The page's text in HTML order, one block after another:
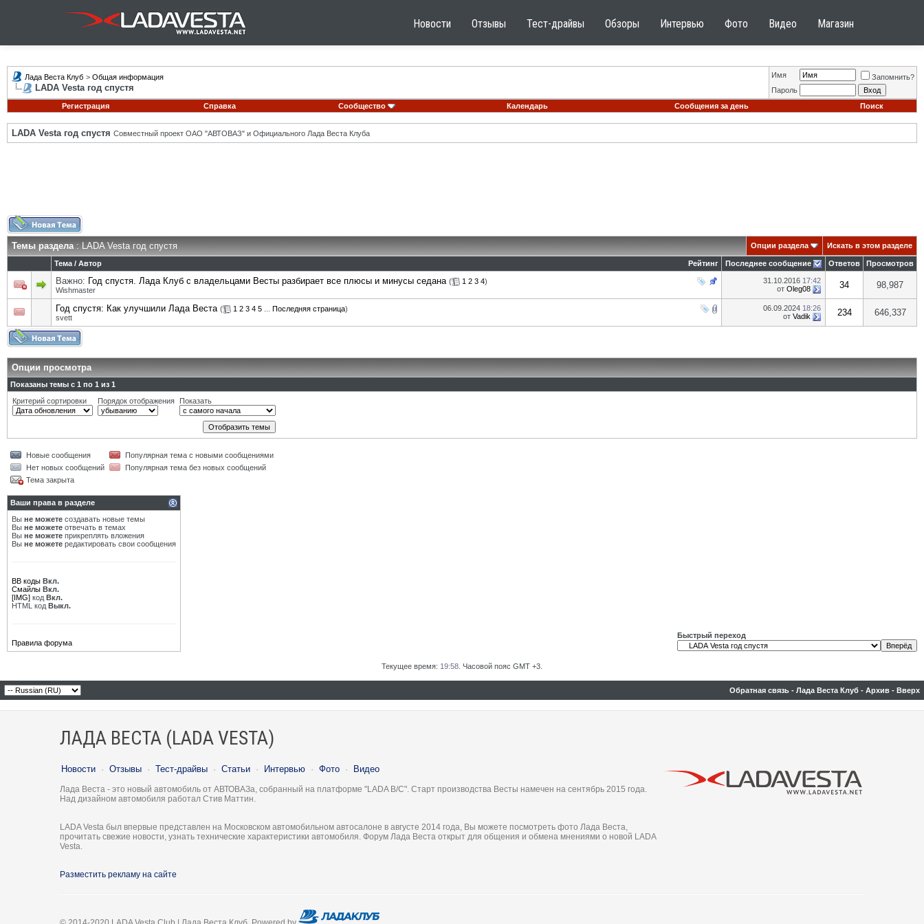
Новости Отзывы Тест-драйвы Обзоры Интервью Фото Видео Магазин
Лада Веста Клуб > Общая информация
LADA Vesta год спустя
Имя
Запомнить?
Пароль
Регистрация
Справка Сообщество Календарь Сообщения за день Поиск
LADA Vesta год спустя Совместный проект ОАО "АВТОВАЗ" и Официального Лада Веста Клуба
Темы раздела: LADA Vesta год спустя Опции раздела Искать в этом разделе
Рейтинг
Тема / Автор Последнее сообщение Ответов Просмотров
Важно: Год спустя. Лада Клуб с владельцами Весты разбирает все плюсы и минусы седана ( 1 2 3 4)
Wishmaster
31.10.2016 17:42
от Oleg08 34 98,987
Год спустя: Как улучшили Лада Веста ( 1 2 3 4 5 Последняя страница)
svett
06.09.2024 18:26
от Vadik 234 646,337
Опции просмотра
Показаны темы с 1 по 1 из 1
Критерий сортировки
Порядок отображения Показать
Новые сообщения
Популярная тема с новыми сообщениями
Нет новых сообщений
Популярная тема без новых сообщений
Тема закрыта
Ваши права в разделе
Вы не можете создавать новые темы
Вы не можете отвечать в темах
Вы не можете прикреплять вложения
Вы не можете редактировать свои сообщения
BB коды Вкл.
Смайлы Вкл.
[IMG] код Вкл.
HTML код Выкл.
Правила форума
Быстрый переход
Текущее время: 19:58 . Часовой пояс GMT +3.
Обратная связь - Лада Веста Клуб - Архив - Вверх
ЛАДА ВЕСТА (LADA VESTA)
Новости · Отзывы · Тест-драйвы · Статьи · Интервью · Фото · Видео
Лада Веста - это новый автомобиль от АВТОВАЗа, собранный на платформе "LADA B/C". Старт производства Весты намечен на сентябрь 2015 года.
Над дизайном автомобиля работал Стив Маттин.
LADA Vesta был впервые представлен на Московском автомобильном автосалоне в августе 2014 года, Вы можете посмотреть фото Лада Веста,
прочитать свежие новости, узнать технические характеристики автомобиля. Форум Лада Веста открыт для общения и обмена мнениями о новой LADA
Vesta.
Разместить рекламу на сайте